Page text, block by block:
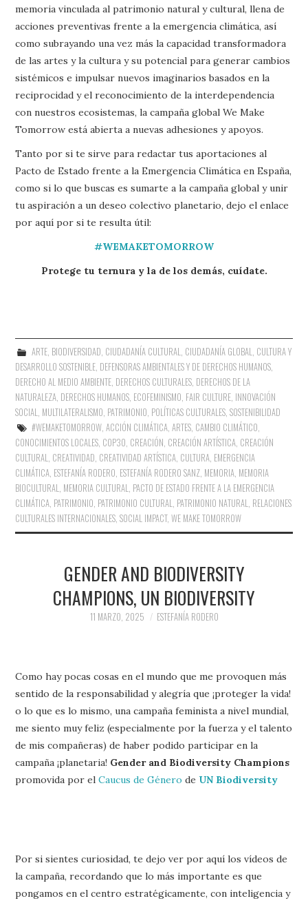
memoria vinculada al patrimonio natural y cultural, llena de
acciones preventivas frente a la emergencia climática, así
como subrayando una vez más la capacidad transformadora
de las artes y la cultura y su potencial para generar cambios
sistémicos e impulsar nuevos imaginarios basados en la
reciprocidad y el reconocimiento de la interdependencia
con nuestros ecosistemas, la campaña global We Make
Tomorrow está abierta a nuevas adhesiones y apoyos.
Tanto por si te sirve para redactar tus aportaciones al
Pacto de Estado frente a la Emergencia Climática en España,
como si lo que buscas es sumarte a la campaña global y unir
tu aspiración a un deseo colectivo planetario, dejo el enlace
por aquí por si te resulta útil:
#WEMAKETOMORROW
Protege tu ternura y la de los demás, cuídate.
ARTE, BIODIVERSIDAD, CIUDADANÍA CULTURAL, CIUDADANÍA GLOBAL, CULTURA Y
DESARROLLO SOSTENIBLE, DEFENSORAS AMBIENTALES Y DE DERECHOS HUMANOS,
DERECHO AL MEDIO AMBIENTE, DERECHOS CULTURALES, DERECHOS DE LA
NATURALEZA, DERECHOS HUMANOS, ECOFEMINISMO, FAIR CULTURE, INNOVACIÓN
SOCIAL, MULTILATERALISMO, PATRIMONIO, POLÍTICAS CULTURALES,SOSTENIBILIDAD
#WEMAKETOMORROW, ACCIÓN CLIMÁTICA, ARTES, CAMBIO CLIMÁTICO,
CONOCIMIENTOS LOCALES, COP30, CREACIÓN, CREACIÓN ARTÍSTICA, CREACIÓN
CULTURAL, CREATIVIDAD, CREATIVIDAD ARTÍSTICA, CULTURA, EMERGENCIA
CLIMÁTICA, ESTEFANÍA RODERO, ESTEFANÍA RODERO SANZ, MEMORIA, MEMORIA
BIOCULTURAL, MEMORIA CULTURAL, PACTO DE ESTADO FRENTE A LA EMERGENCIA
CLIMÁTICA, PATRIMONIO, PATRIMONIO CULTURAL, PATRIMONIO NATURAL, RELACIONES
CULTURALES INTERNACIONALES,SOCIAL IMPACT,WE MAKE TOMORROW
GENDER AND BIODIVERSITY
CHAMPIONS, UN BIODIVERSITY
11 MARZO, 2025 ESTEFANÍA RODERO
Como hay pocas cosas en el mundo que me provoquen más
sentido de la responsabilidad y alegría que ¡proteger la vida!
o lo que es lo mismo, una campaña feminista a nivel mundial,
me siento muy feliz (especialmente por la fuerza y el talento
de mis compañeras) de haber podido participar en la
campaña ¡planetaria! Gender and Biodiversity Champions
promovida por elCaucus de Génerode UN Biodiversity
Por si sientes curiosidad, te dejo ver por aquí los vídeos de
la campaña, recordando que lo más importante es que
pongamos en el centro estratégicamente, con inteligencia y